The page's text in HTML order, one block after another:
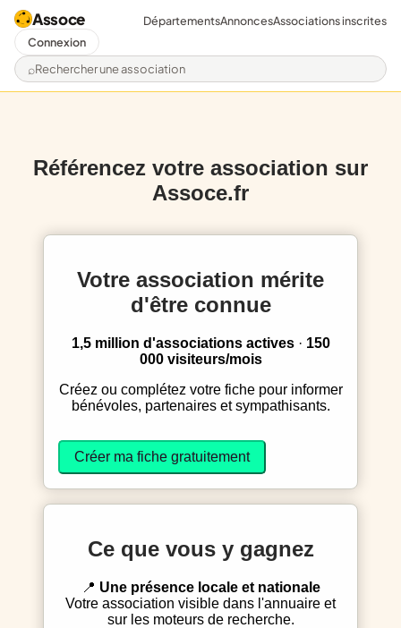
Assoce
Rechercher une association
DépartementsAnnoncesAssociations inscrites
Connexion
Référencez votre association sur
Assoce.fr
Votre association mérite
d'être connue
1,5 million d'associations actives· 150
000 visiteurs/mois
Créez ou complétez votre fiche pour informer
bénévoles, partenaires et sympathisants.
Créer ma fiche gratuitement
Ce que vous y gagnez
Une présence locale et nationale
Votre association visible dans l'annuaire et
sur les moteurs de recherche.